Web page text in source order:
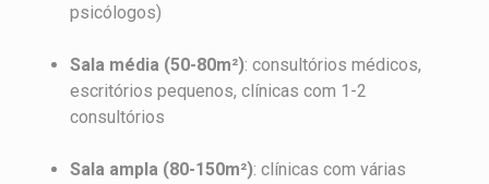
psicólogos)
Sala média (50-80m²): consultórios médicos,
escritórios pequenos, clínicas com 1-2
consultórios
Sala ampla (80-150m²): clínicas com várias